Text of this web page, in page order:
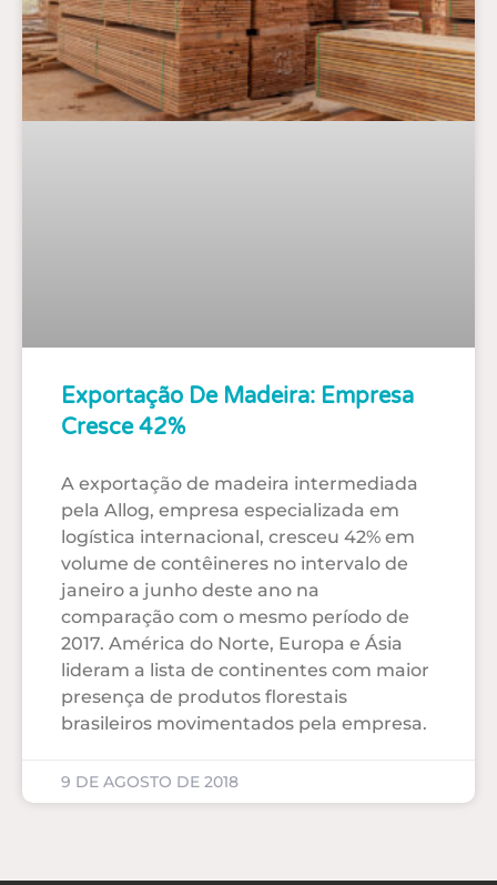
Exportação De Madeira: Empresa
Cresce 42%
A exportação de madeira intermediada
pela Allog, empresa especializada em
logística internacional, cresceu 42% em
volume de contêineres no intervalo de
janeiro a junho deste ano na
comparação com o mesmo período de
2017. América do Norte, Europa e Ásia
lideram a lista de continentes com maior
presença de produtos florestais
brasileiros movimentados pela empresa.
9 DE AGOSTO DE 2018